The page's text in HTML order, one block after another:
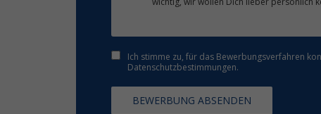
Ich stimme zu, für das Bewerbungsverfahren
Datenschutzbestimmungen.
BEWERBUNG ABSENDEN